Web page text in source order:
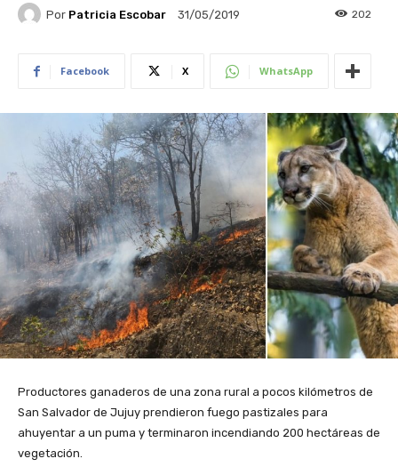
Por Patricia Escobar 31/05/2019 202
Facebook X WhatsApp
Productores ganaderos de una zona rural a pocos kilómetros de
San Salvador de Jujuy prendieron fuego pastizales para
ahuyentar a un puma y terminaron incendiando 200 hectáreas de
vegetación.